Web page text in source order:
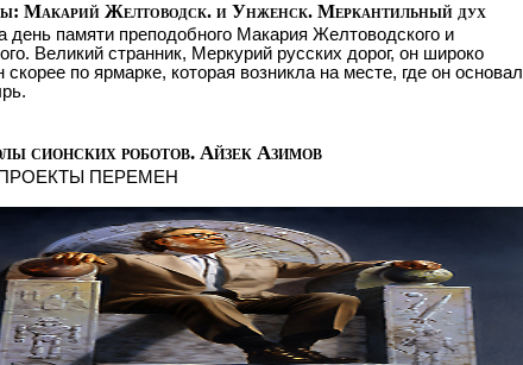
Макарий Желтоводск. и Унженск. Меркантильный дух
день памяти преподобного Макария Желтоводского и
Великий странник, Меркурий русских дорог, он широко
скорее по ярмарке, которая возникла на месте, где он основал
сионских роботов. Айзек Азимов
ПЕРЕМЕН